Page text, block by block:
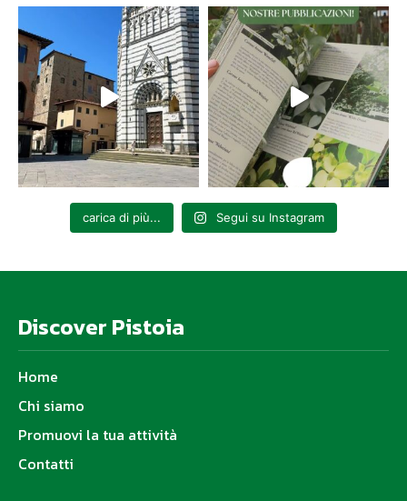
carica di più... Segui su Instagram
Discover Pistoia
Home
Chi siamo
Promuovi la tua attività
Contatti